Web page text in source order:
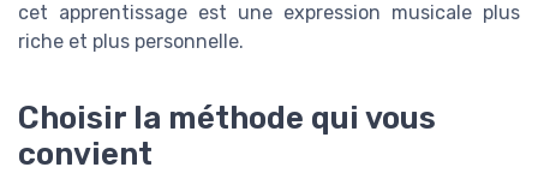
cet apprentissage est une expression musicale plus
riche et plus personnelle.
Choisir la méthode qui vous
convient